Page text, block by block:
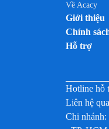
Về Acacy
Giới thiệu
Chính
Hỗ trợ
Hotline hỗ
Liên hệ
Chi nhánh: